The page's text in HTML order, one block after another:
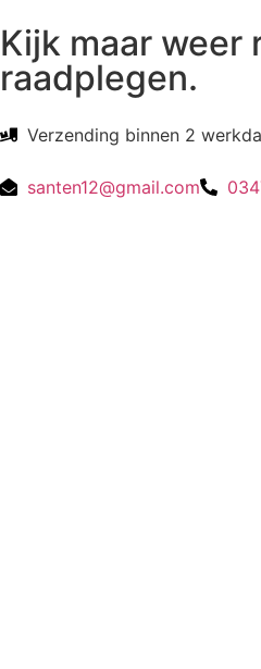
Kijk maar weer
raadplegen.
Verzending binnen 2
santen12@gmail.com